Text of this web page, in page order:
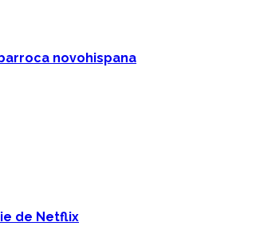
novohispana
de Netflix